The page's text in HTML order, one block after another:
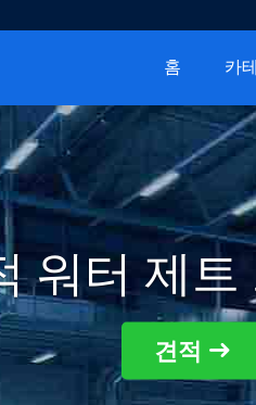
홈 카
워터 제
견적